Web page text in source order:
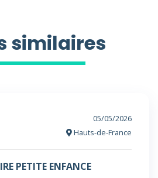
similaires
05/05/2026
Hauts-de-France
PETITE ENFANCE